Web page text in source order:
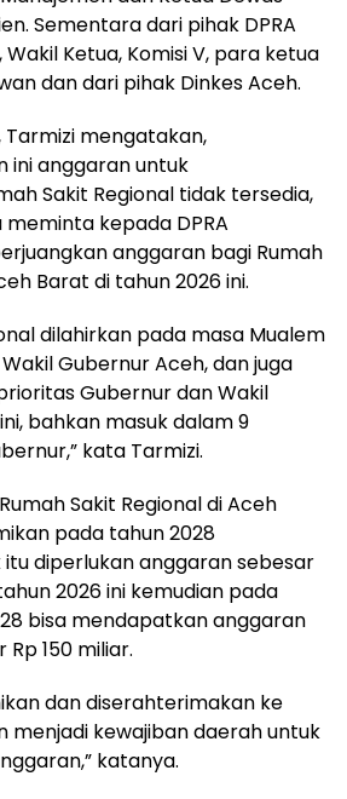
Sementara dari pihak DPRA
Ketua, Komisi V, para ketua
dan dari pihak Dinkes Aceh.
mengatakan,
ini anggaran untuk
Sakit Regional tidak tersedia,
kepada DPRA
anggaran bagi Rumah
Barat di tahun 2026 ini.
dilahirkan pada masa Mualem
Gubernur Aceh, dan juga
Gubernur dan Wakil
bahkan masuk dalam 9
kata Tarmizi.
Sakit Regional di Aceh
pada tahun 2028
diperlukan anggaran sebesar
2026 ini kemudian pada
bisa mendapatkan anggaran
150 miliar.
dan diserahterimakan ke
menjadi kewajiban daerah untuk
katanya.